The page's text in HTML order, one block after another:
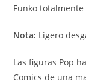
Funko
Nota: Ligero
Las figuras Pop
Comics de una